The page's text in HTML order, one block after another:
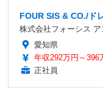
FOUR SIS & CO./ド
株式会社フォーシス
愛知県
年収292万円～396
正社員